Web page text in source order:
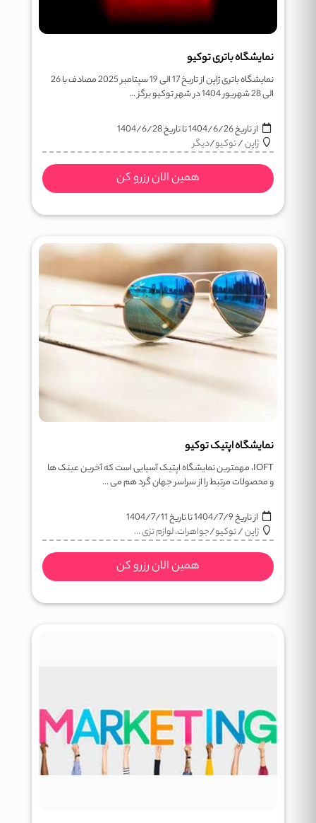
نمایشگاه باتری توکیو
نمایشگاه باتری ژاپن از تاریخ 17 الی 19 سپتامبر 2025 مصادف با 26
الی 28 شهریور 1404 در شهر توکیو برگز ...
از تاریخ1404/6/26تا تاریخ1404/6/28
ژاپن/توکیو/دیگر
همین الان رزرو کن
نمایشگاه اپتیک توکیو
IOFT، مهمترین نمایشگاه اپتیک آسیایی است که آخرین عینک ها
و محصولات مرتبط را از سراسر جهان گرد هم می ...
از تاریخ1404/7/9تا تاریخ1404/7/11
ژاپن/توکیو/جواهرات، لوازم تزی ...
همین الان رزرو کن